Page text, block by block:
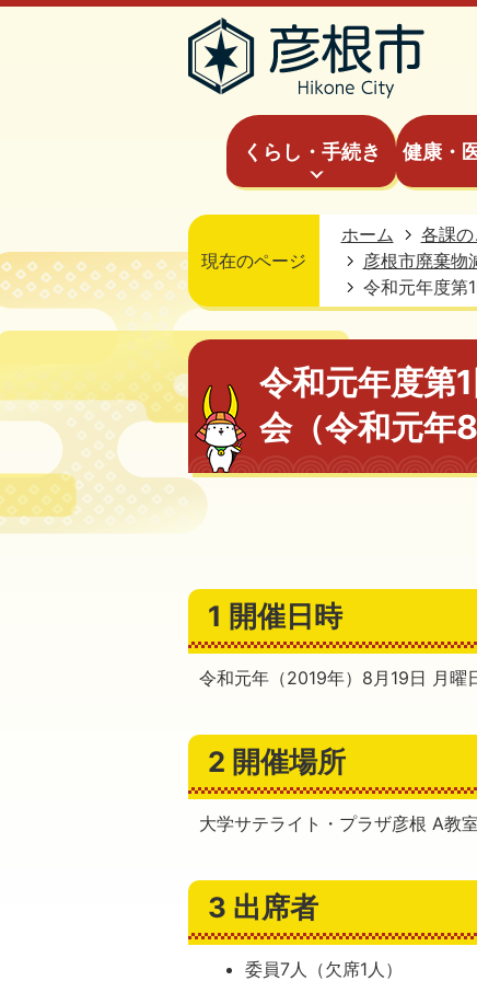
くらし・手続き 健康・
現在のページ
ホーム 各課
彦根市廃棄物
令和元年度第
令和元年度第
会（令和元年
1 開催日時
令和元年（2019年）8月19日 月
2 開催場所
大学サテライト・プラザ彦根 A教
3 出席者
委員7人（欠席1人）